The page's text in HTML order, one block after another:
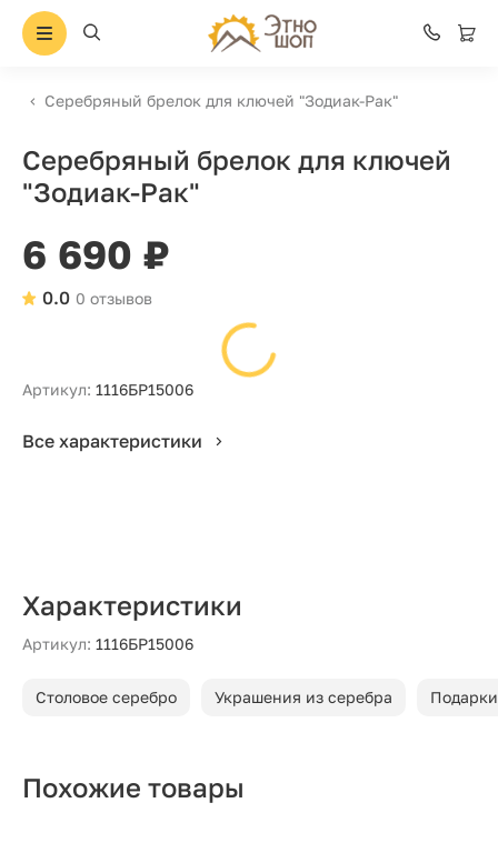
Серебряный брелок для ключей "Зодиак-Рак"
Серебряный брелок для ключей
"Зодиак-Рак"
6 690 ₽
0 отзывов
0.0
Артикул: 1116БР15006
Все характеристики
Характеристики
Артикул: 1116БР15006
Столовое серебро Украшения из серебра
Похожие товары